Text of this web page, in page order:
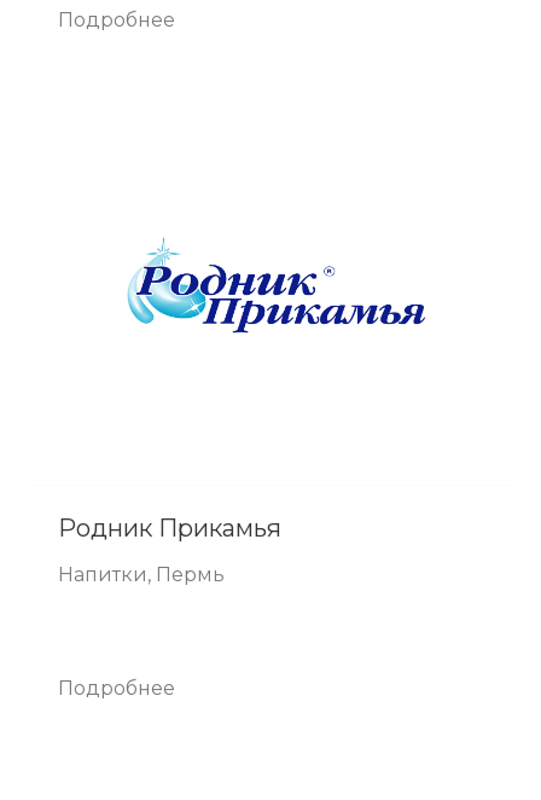
Подробнее
Родник Прикамья
Напитки, Пермь
Подробнее